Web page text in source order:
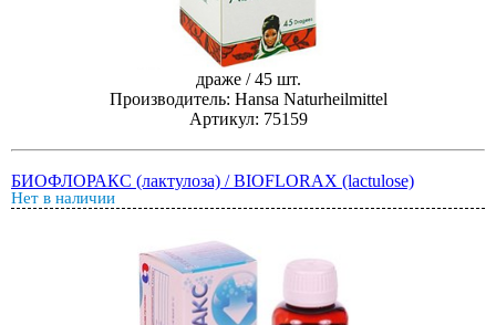
драже / 45 шт.
Производитель: Hansa Naturheilmittel
Артикул: 75159
БИОФЛОРАКС (лактулоза) / BIOFLORAX (lactulose)
Нет в наличии